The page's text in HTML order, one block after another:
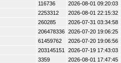
116736 2026-08-01 09:20:03
2253312 2026-08-01 22:15:32
260285 2026-07-31 03:34:58
206478336 2026-07-20 19:06:25
61459762 2026-07-20 19:06:56
203145151 2026-07-19 17:43:03
3359 2026-08-01 17:47:45